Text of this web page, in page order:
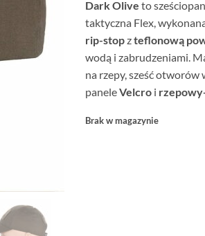
Dark Olive to
taktyczna Flex,
rip-stopzteflonową
wodą i zabrudzeniami.
na rzepy, sześć
paneleVelcro i
Brak w magazynie